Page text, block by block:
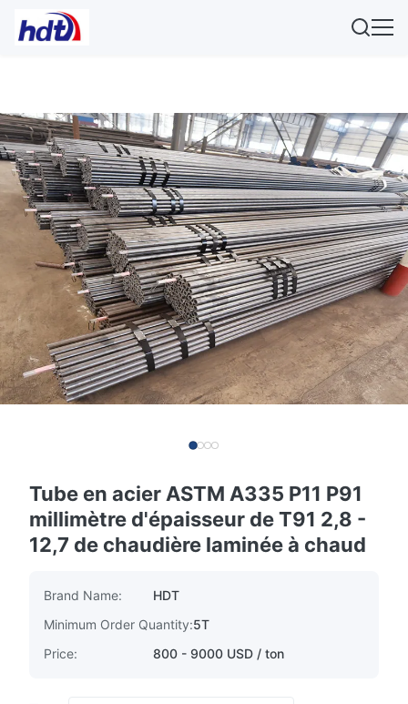
Tube en acier ASTM A335 P11 P91
millimètre d'épaisseur de T91 2,8 -
12,7 de chaudière laminée à chaud
Brand Name:
HDT
Minimum Order Quantity:5T
Price:
800 - 9000 USD / ton